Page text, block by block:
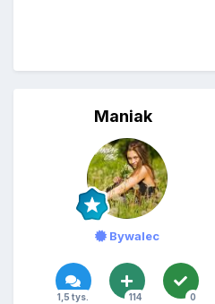
Maniak
Bywalec
1,5 tys. 114 0